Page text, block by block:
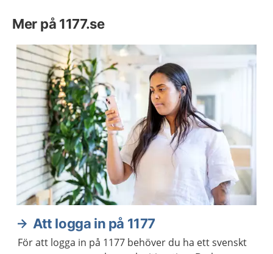
Mer på 1177.se
Att logga in på 1177
För att logga in på 1177 behöver du ha ett svenskt